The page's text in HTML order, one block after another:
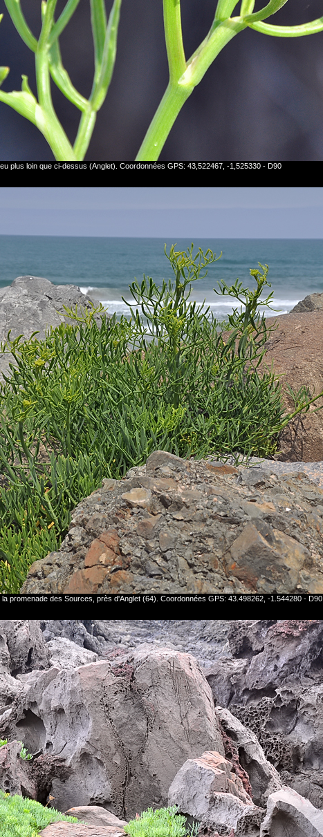
plus loin que ci-dessus (Anglet). Coordonnées GPS: 43,522467, -1,525330 - D90
promenade des Sources, près d'Anglet (64). Coordonnées GPS: 43.498262, -1.544280 - D90